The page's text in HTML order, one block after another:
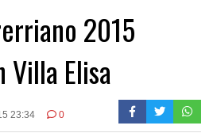
2015
Villa Elisa
23:34 0